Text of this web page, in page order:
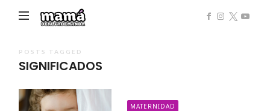
Demanda
POSTS TAGGED
SIGNIFICADOS
MATERNIDAD